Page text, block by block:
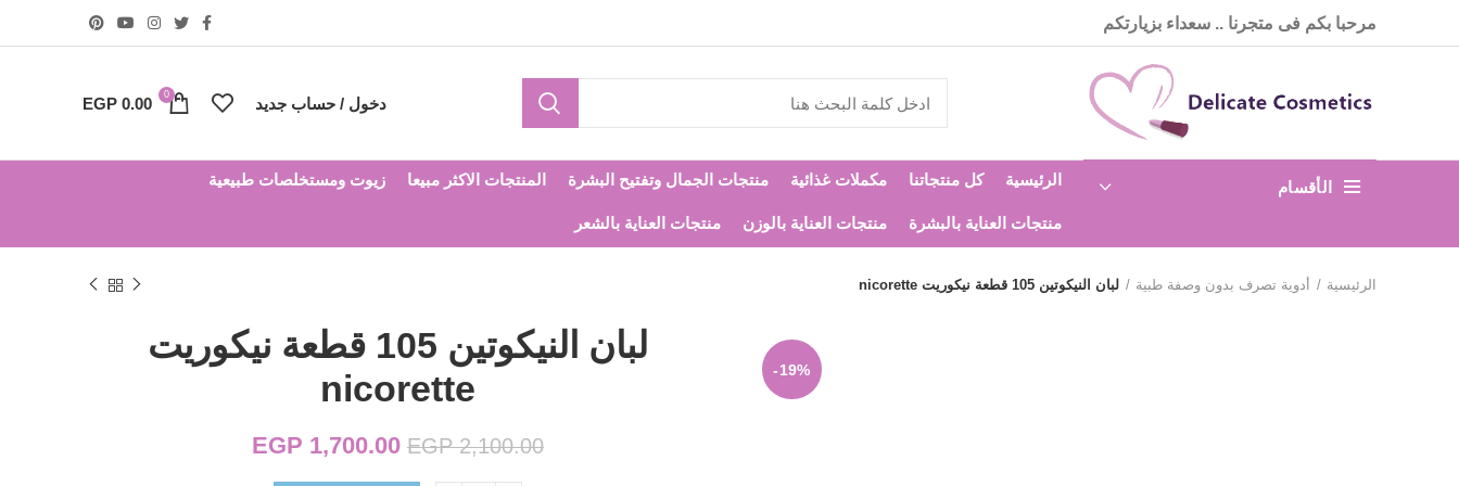
مرحبا بكم فى متجرنا .. سعداء بزيارتكم
دخول / حساب جديد 0
EGP 0.00
الأقسام الرئيسية كل منتجاتنا مكملات غذائية منتجات الجمال وتفتيح البشرة المنتجات الاكثر مبيعا زيوت ومستخلصات طبيعية
منتجات العناية بالبشرة منتجات العناية بالوزن منتجات العناية بالشعر
الرئيسية أدوية تصرف بدون وصفة طبية لبان النيكوتين 105 قطعة نيكوريت nicorette
-19%
لبان النيكوتين 105 قطعة نيكوريت
nicorette
EGP2,100.00
السعر الأصلي هو:
EGP 1,700.00